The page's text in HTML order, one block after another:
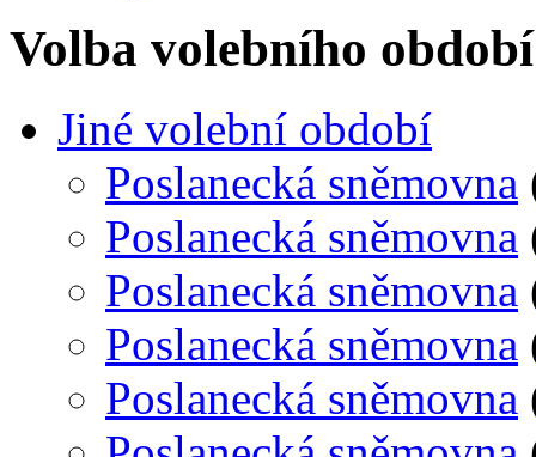
Volba volebního období
Jiné volební období
Poslanecká sněmovna
Poslanecká sněmovna
Poslanecká sněmovna
Poslanecká sněmovna
Poslanecká sněmovna